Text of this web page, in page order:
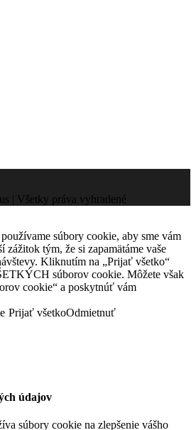
| Všetky práva vyhradené
súbory cookie, aby sme vám
zážitok tým, že si zapamätáme vaše
Kliknutím na „Prijať všetko“
súborov cookie. Môžete však
cookie“ a poskytnúť vám
Prijať všetkoOdmietnuť
údajov
súbory cookie na zlepšenie vášho